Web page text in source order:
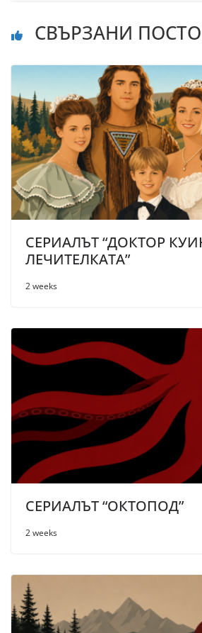
СВЪРЗАНИ
СЕРИАЛЪТ “ДОКТОР
ЛЕЧИТЕЛКАТА”
2 weeks
СЕРИАЛЪТ “ОКТОПОД”
2 weeks